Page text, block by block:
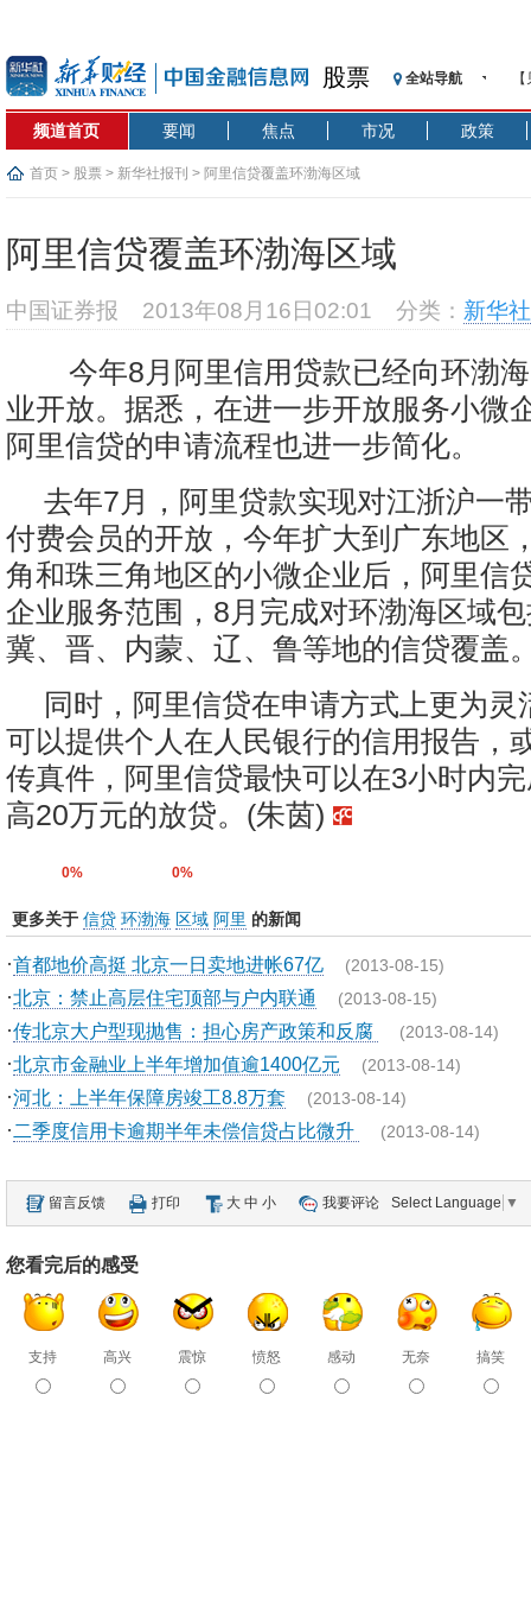
股票 全站导航
记
沥
恒
频道首页 要闻 焦点 市况 政策
首页 > 股票 > 新华社报刊 > 阿里信贷覆盖环渤海区域
阿里信贷覆盖环渤海区域
中国证券报 2013年08月16日02:01 分类： 新华
今年8月阿里信用贷款已经向环渤
业开放。据悉，在进一步开放服务小微
阿里信贷的申请流程也进一步简化。
去年7月，阿里贷款实现对江浙沪一
付费会员的开放，今年扩大到广东地区
角和珠三角地区的小微企业后，阿里信
企业服务范围，8月完成对环渤海区域
冀、晋、内蒙、辽、鲁等地的信贷覆盖
同时，阿里信贷在申请方式上更为灵
可以提供个人在人民银行的信用报告，
传真件，阿里信贷最快可以在3小时内
高20万元的放贷。(朱茵)
0% 0%
更多关于 信贷 环渤海 区域 阿里 的新闻
·首都地价高挺 北京一日卖地进帐67亿 (2013-08-15)
·北京：禁止高层住宅顶部与户内联通 (2013-08-15)
·传北京大户型现抛售：担心房产政策和反腐 (2013-08-14)
·北京市金融业上半年增加值逾1400亿元 (2013-08-14)
·河北：上半年保障房竣工8.8万套 (2013-08-14)
· 二季度信用卡逾期半年未偿信贷占比微升 (2013-08-14)
留言反馈 打印 大 中 小 我要评论 Select Language ▼
您看完后的感受
支持 高兴 震惊 愤怒 感动 无奈 搞笑